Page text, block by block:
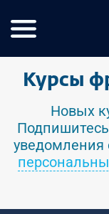
Курсы
Новых
уведомления